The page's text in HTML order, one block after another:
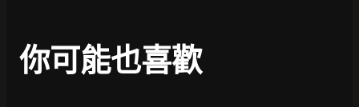
你可能也喜歡